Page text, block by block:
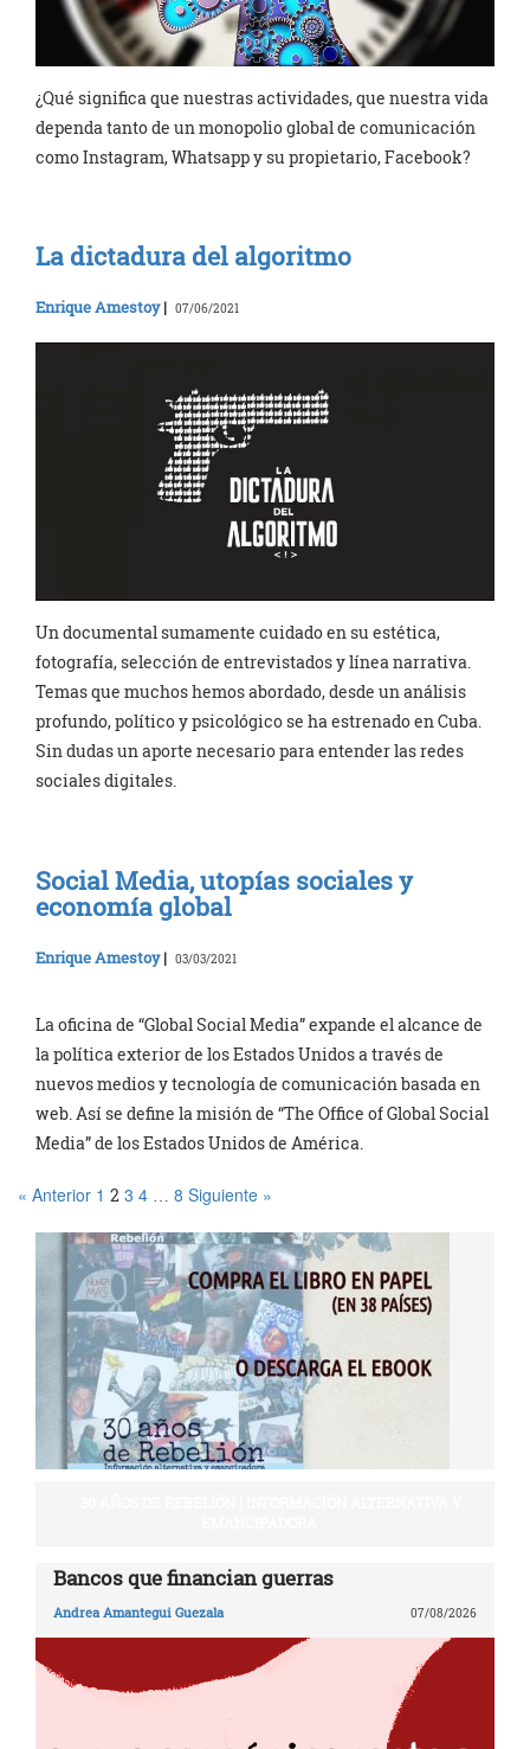
¿Qué significa que nuestras actividades, que nuestra vida
dependa tanto de un monopolio global de comunicación
como Instagram, Whatsapp y su propietario, Facebook?
La dictadura del algoritmo
Enrique Amestoy| 07/06/2021
Un documental sumamente cuidado en su estética,
fotografía, selección de entrevistados y línea narrativa.
Temas que muchos hemos abordado, desde un análisis
profundo, político y psicológico se ha estrenado en Cuba.
Sin dudas un aporte necesario para entender las redes
sociales digitales.
Social Media, utopías sociales y
economía global
Enrique Amestoy| 03/03/2021
La oficina de “Global Social Media” expande el alcance de
la política exterior de los Estados Unidos a través de
nuevos medios y tecnología de comunicación basada en
web. Así se define la misión de “The Office of Global Social
Media” de los Estados Unidos de América.
« Anterior 1 2 3 4 … 8 Siguiente »
Bancos que financian guerras
Andrea Amantegui Guezala 07/08/2026